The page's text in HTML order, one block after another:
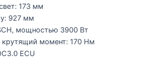
173 мм
927 мм
мощностью 3900 Вт
момент: 170 Нм
ECU